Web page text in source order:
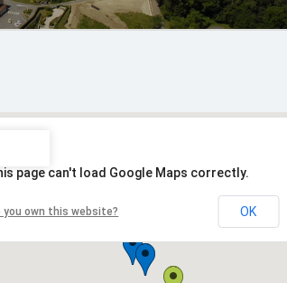
page can't load Google Maps correctly.
you own this website? OK